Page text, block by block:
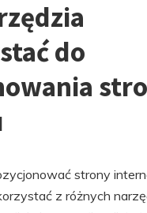
do
strony
z różnych